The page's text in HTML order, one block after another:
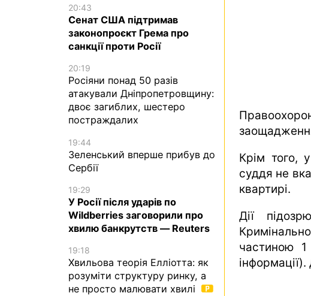
Крім того,
суддя не
квартирі.
Дії
частиною 1
20:43
Сенат США підтримав
законопроєкт Грема про
санкції проти Росії
20:19
Росіяни понад 50 разів
атакували Дніпропетровщину:
двоє загиблих, шестеро
постраждалих
19:44
Зеленський вперше прибув до
Сербії
19:29
У Росії після ударів по
Wildberries заговорили про
хвилю банкрутств — Reuters
19:18
Хвильова теорія Елліотта: як
розуміти структуру ринку, а
не просто малювати хвилі